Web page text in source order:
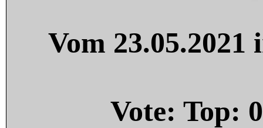
Vom
Vote: Top: 0